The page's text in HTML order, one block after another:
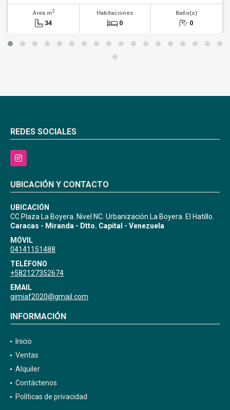
Área m2
34
Habitaciones
0
Baño(s)
0
REDES SOCIALES
Instagram
UBICACIÓN Y CONTACTO
UBICACIÓN
CC Plaza La Boyera. Nivel NC. Urbanización La Boyera. El Hatillo.
Caracas - Miranda - Dtto. Capital - Venezuela
MÓVIL
04141151488
TELÉFONO
+582127352674
EMAIL
gimiaf2020@gmail.com
INFORMACIÓN
Inicio
Ventas
Alquiler
Contáctenos
Políticas de privacidad